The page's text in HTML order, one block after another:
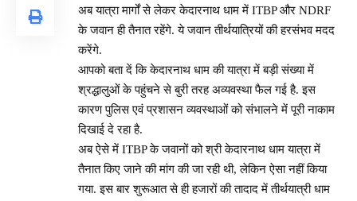
अब यात्रा मार्गों से लेकर केदारनाथ धाम में ITBP और NDRF
के जवान ही तैनात रहेंगे. ये जवान तीर्थयात्रियों की हरसंभव मदद
करेंगे.
आपको बता दें कि केदारनाथ धाम की यात्रा में बड़ी संख्या में
श्रद्धालुओं के पहुंचने से बुरी तरह अव्यवस्था फैल गई है. इस
कारण पुलिस एवं प्रशासन व्यवस्थाओं को संभालने में पूरी नाकाम
दिखाई दे रहा है.
अब ऐसे में ITBP के जवानों को श्री केदारनाथ धाम यात्रा में
तैनात किए जाने की मांग की जा रही थी, लेकिन ऐसा नहीं किया
गया. इस बार शुरूआत से ही हजारों की तादाद में तीर्थयात्री धाम